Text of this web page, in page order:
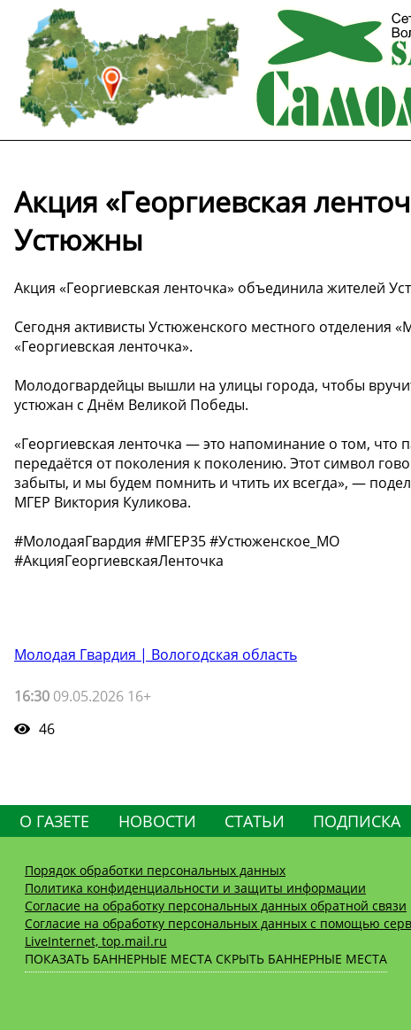
Акция «Георгиевская
Устюжны
Акция «Георгиевская ленточка» объединила жителей
Сегодня активисты Устюженского местного отделения
«Георгиевская ленточка».
Молодогвардейцы вышли на улицы города, чтобы
устюжан с Днём Великой Победы.
«Георгиевская ленточка — это напоминание о том, что
передаётся от поколения к поколению. Этот символ
забыты, и мы будем помнить и чтить их всегда», —
МГЕР Виктория Куликова.
#МолодаяГвардия #МГЕР35 #Устюженское_МО
#АкцияГеоргиевскаяЛенточка
Молодая Гвардия | Вологодская область
16:30 09.05.2026 16+
46
О ГАЗЕТЕ НОВОСТИ СТАТЬИ ПОДПИСКА
Порядок обработки персональных данных
Политика конфиденциальности и защиты информации
Согласие на обработку персональных данных обратной связи
Согласие на обработку персональных данных с помощью
LiveInternet, top.mail.ru
ПОКАЗАТЬ БАННЕРНЫЕ МЕСТА СКРЫТЬ БАННЕРНЫЕ МЕСТА